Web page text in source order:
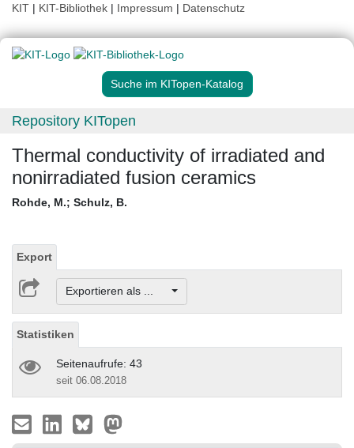
KIT | KIT-Bibliothek | Impressum | Datenschutz
Suche im KITopen-Katalog
Repository KITopen
Thermal conductivity of irradiated and
nonirradiated fusion ceramics
Rohde, M.; Schulz, B.
Export
Exportieren als ...
Statistiken
Seitenaufrufe: 43
seit 06.08.2018